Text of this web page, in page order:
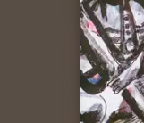
Radio